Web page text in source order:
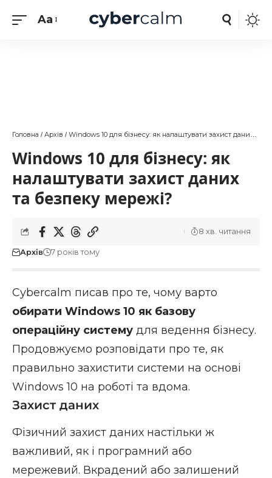
Aa
Головна / Архів / Windows 10 для бізнесу: як налаштувати захист даних та безпеку мережі?
Windows 10 для бізнесу: як
налаштувати захист даних
та безпеку мережі?
Архів 7 років тому
8 хв. читання
Cybercalm писав про те, чому варто
обирати Windows 10 як базову
операційну систему для ведення бізнесу.
Продовжуємо розповідати про те, як
правильно захистити системи на основі
Windows 10 на роботі та вдома.
Захист даних
Фізичний захист даних настільки ж
важливий, як і програмний або
мережевий. Вкрадений або залишений